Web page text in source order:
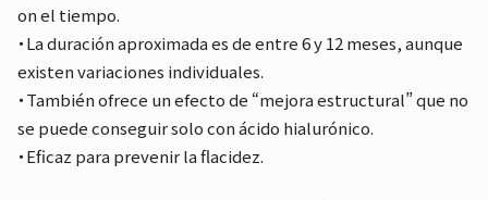
on el tiempo.
・La duración aproximada es de entre 6 y 12 meses, aunque
existen variaciones individuales.
・También ofrece un efecto de “mejora estructural” que no
se puede conseguir solo con ácido hialurónico.
・Eficaz para prevenir la flacidez.